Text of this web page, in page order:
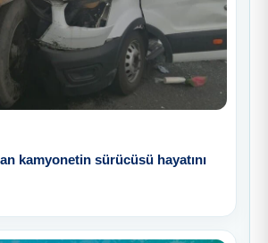
kamyonetin sürücüsü hayatını